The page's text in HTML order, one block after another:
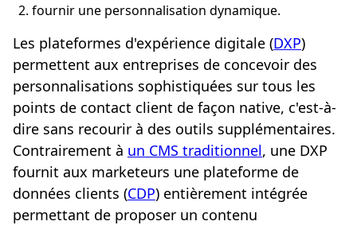
fournir une personnalisation dynamique.
Les plateformes d'expérience digitale (DXP)
permettent aux entreprises de concevoir des
personnalisations sophistiquées sur tous les
points de contact client de façon native, c'est-à-
dire sans recourir à des outils supplémentaires.
Contrairement à un CMS traditionnel, une DXP
fournit aux marketeurs une plateforme de
données clients (CDP) entièrement intégrée
permettant de proposer un contenu